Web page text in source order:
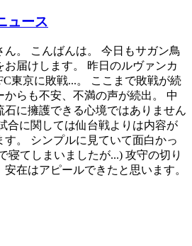
ュース
。 こんばんは。 今日もサガン鳥
届けします。 昨日のルヴァンカ
東京に敗戦...。 ここまで敗戦が続
からも不安、不満の声が続出。 中
に擁護できる心境ではありません
合に関しては仙台戦よりは内容が
す。 シンプルに見ていて面白かっ
寝てしまいましたが...) 攻守の切り
在はアピールできたと思います。